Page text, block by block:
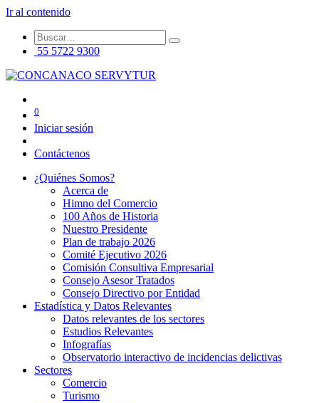
Ir al contenido
55 5722 9300
0
Iniciar sesión
Contáctenos
¿Quiénes Somos?
Acerca de
Himno del Comercio
100 Años de Historia
Nuestro Presidente
Plan de trabajo 2026
Comité Ejecutivo 2026
Comisión Consultiva Empresarial
Consejo Asesor Tratados
Consejo Directivo por Entidad
Estadística y Datos Relevantes
Datos relevantes de los sectores
Estudios Relevantes
Infografías
Observatorio interactivo de incidencias delictivas
Sectores
Comercio
Turismo